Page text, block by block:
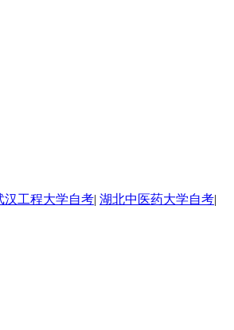
汉工程大学自考| 湖北中医药大学自考|